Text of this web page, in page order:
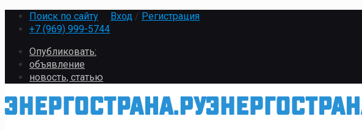
Поиск по сайту Вход / Регистрация
+7 (969) 999-5744
Опубликовать:
объявление
новость, статью